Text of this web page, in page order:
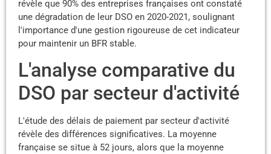
révèle que 90% des entreprises françaises ont constaté
une dégradation de leur DSO en 2020-2021, soulignant
l'importance d'une gestion rigoureuse de cet indicateur
pour maintenir un BFR stable.
L'analyse comparative du
DSO par secteur d'activité
L'étude des délais de paiement par secteur d'activité
révèle des différences significatives. La moyenne
française se situe à 52 jours, alors que la moyenne